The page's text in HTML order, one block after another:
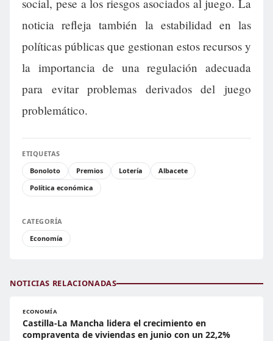
social, pese a los riesgos asociados al juego. La
noticia refleja también la estabilidad en las
políticas públicas que gestionan estos recursos y
la importancia de una regulación adecuada
para evitar problemas derivados del juego
problemático.
ETIQUETAS
Bonoloto
Premios Lotería
Albacete
Política económica
CATEGORÍA
Economía
NOTICIAS RELACIONADAS
ECONOMÍA
Castilla-La Mancha lidera el crecimiento en
compraventa de viviendas en junio con un 22,2%